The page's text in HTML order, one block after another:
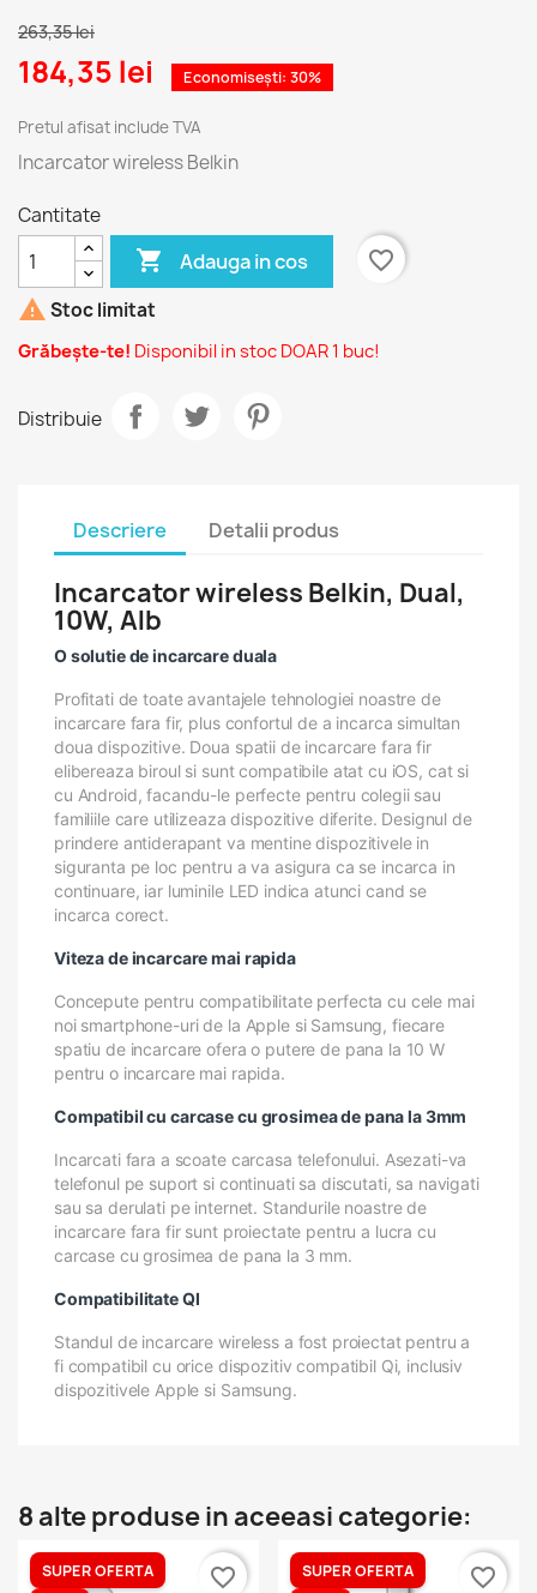
263,35 lei
184,35 lei Economisești: 30%
Pretul afisat include TVA
Incarcator wireless Belkin
Cantitate
 Adauga in cos
favorite_border
 Stoc limitat
Grăbește-te! Disponibil in stoc DOAR 1 buc!
Distribuie
Descriere Detalii produs
Incarcator wireless Belkin, Dual,
10W, Alb
O solutie de incarcare duala
Profitati de toate avantajele tehnologiei noastre de
incarcare fara fir, plus confortul de a incarca simultan
doua dispozitive. Doua spatii de incarcare fara fir
elibereaza biroul si sunt compatibile atat cu iOS, cat si
cu Android, facandu-le perfecte pentru colegii sau
familiile care utilizeaza dispozitive diferite. Designul de
prindere antiderapant va mentine dispozitivele in
siguranta pe loc pentru a va asigura ca se incarca in
continuare, iar luminile LED indica atunci cand se
incarca corect.
Viteza de incarcare mai rapida
Concepute pentru compatibilitate perfecta cu cele mai
noi smartphone-uri de la Apple si Samsung, fiecare
spatiu de incarcare ofera o putere de pana la 10 W
pentru o incarcare mai rapida.
Compatibil cu carcase cu grosimea de pana la 3mm
Incarcati fara a scoate carcasa telefonului. Asezati-va
telefonul pe suport si continuati sa discutati, sa navigati
sau sa derulati pe internet. Standurile noastre de
incarcare fara fir sunt proiectate pentru a lucra cu
carcase cu grosimea de pana la 3 mm.
Compatibilitate QI
Standul de incarcare wireless a fost proiectat pentru a
fi compatibil cu orice dispozitiv compatibil Qi, inclusiv
dispozitivele Apple si Samsung.
8 alte produse in aceeasi categorie:
SUPER OFERTA favorite_border SUPER OFERTA favorite_border